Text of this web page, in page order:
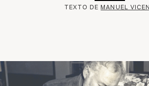
TEXTO DEMANUEL